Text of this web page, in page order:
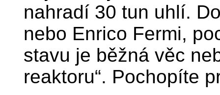
nahradí 30 tun uhlí.
nebo Enrico Fermi,
stavu je běžná věc
reaktoru“. Pochopíte